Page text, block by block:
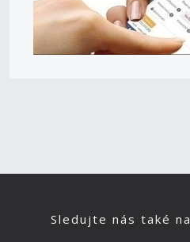
Sledujte nás také na